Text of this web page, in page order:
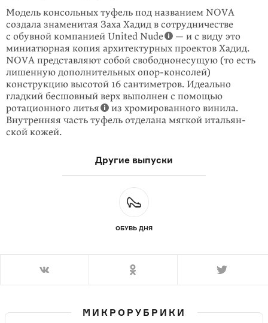
Модель консольных туфель под названием NOVA
создала знаменитая Заха Хадид в сотрудничестве
с обувной компанией United Nude
— и с виду это
миниатюрная копия архитектурных проектов Хадид.
NOVA представляют собой свободнонесущую (то есть
лишенную дополнительных опор-консолей)
конструкцию высотой 16 сантиметров. Идеально
гладкий бесшовный верх выполнен с помощью
ротационного литья
из хромированного винила.
Внутренняя часть туфель отделана мягкой итальян­
ской кожей.
Другие выпуски
ОБУВЬ ДНЯ
МИКРОРУБРИКИ